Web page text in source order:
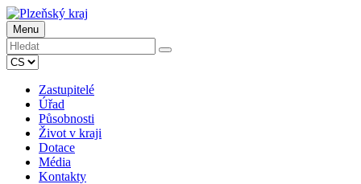
Menu
Zastupitelé
Úřad
Působnosti
Život v kraji
Dotace
Média
Kontakty